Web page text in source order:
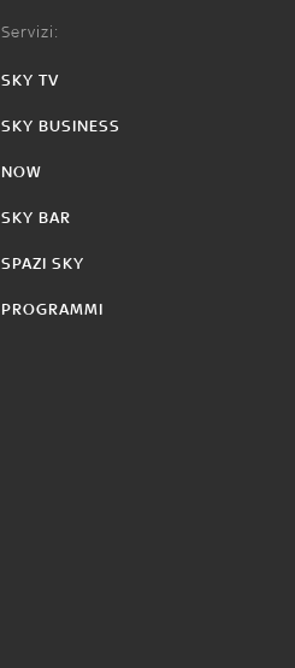
Servizi:
SKY TV
SKY BUSINESS
NOW
SKY BAR
SPAZI SKY
PROGRAMMI